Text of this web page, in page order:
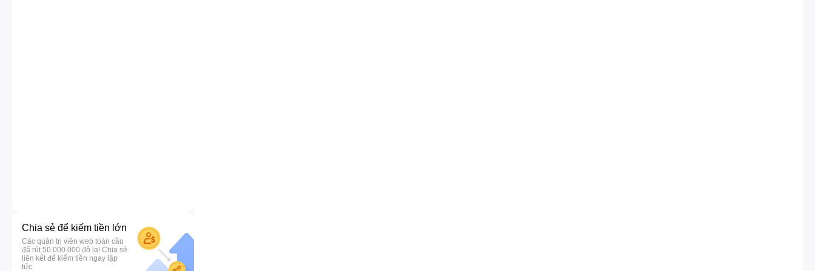
Chia sẻ để kiếm tiền lớn
Các quản trị viên web toàn cầu
đã rút 50.000.000 đô la! Chia sẻ
liên kết để kiếm tiền ngay lập
tức